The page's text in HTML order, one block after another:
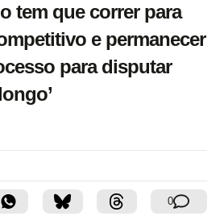
tem que correr para
e permanecer
para disputar
0